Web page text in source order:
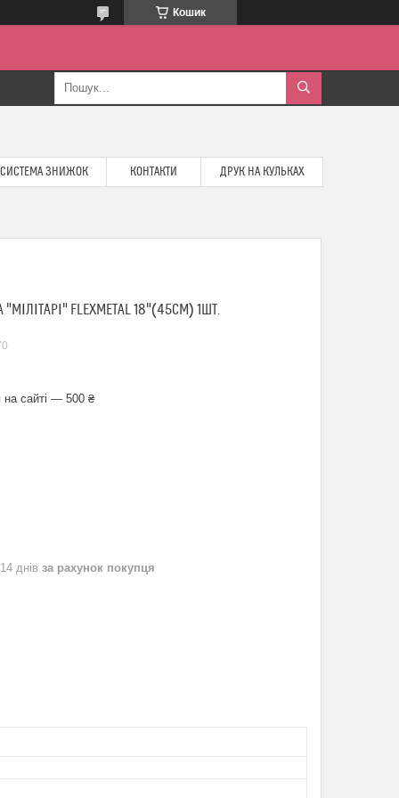
Кошик
СИСТЕМА ЗНИЖОК КОНТАКТИ ДРУК НА КУЛЬКАХ
FLEXMETAL 18"(45СМ) 1ШТ.
на сайті — 500 ₴
днів за рахунок покупця